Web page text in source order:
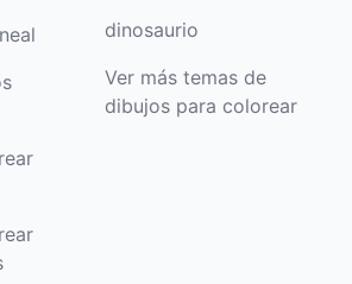
dinosaurio
Ver más temas de
dibujos para colorear